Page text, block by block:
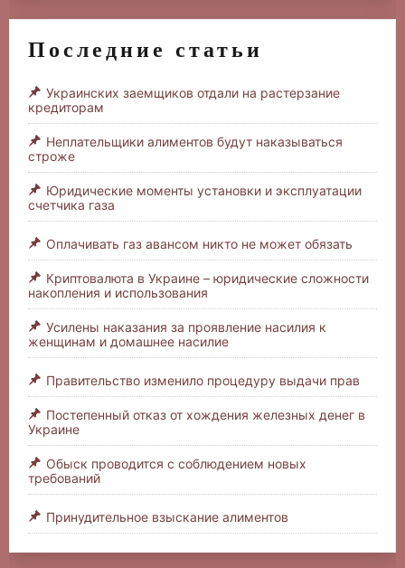
Последние статьи
Украинских заемщиков отдали на растерзание
кредиторам
Неплательщики алиментов будут наказываться
строже
Юридические моменты установки и эксплуатации
счетчика газа
Оплачивать газ авансом никто не может обязать
Криптовалюта в Украине – юридические сложности
накопления и использования
Усилены наказания за проявление насилия к
женщинам и домашнее насилие
Правительство изменило процедуру выдачи прав
Постепенный отказ от хождения железных денег в
Украине
Обыск проводится с соблюдением новых
требований
Принудительное взыскание алиментов